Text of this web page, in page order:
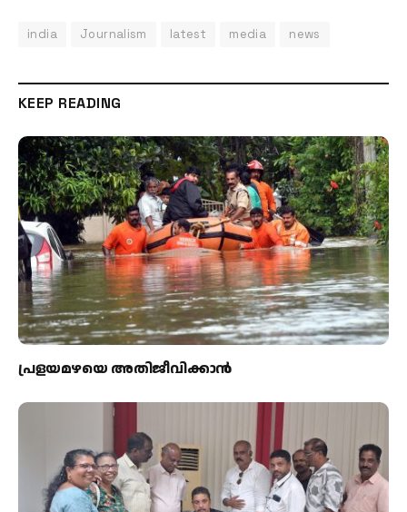
india Journalism latest media news
KEEP READING
പ്രളയമഴയെ അതിജീവിക്കാന്‍